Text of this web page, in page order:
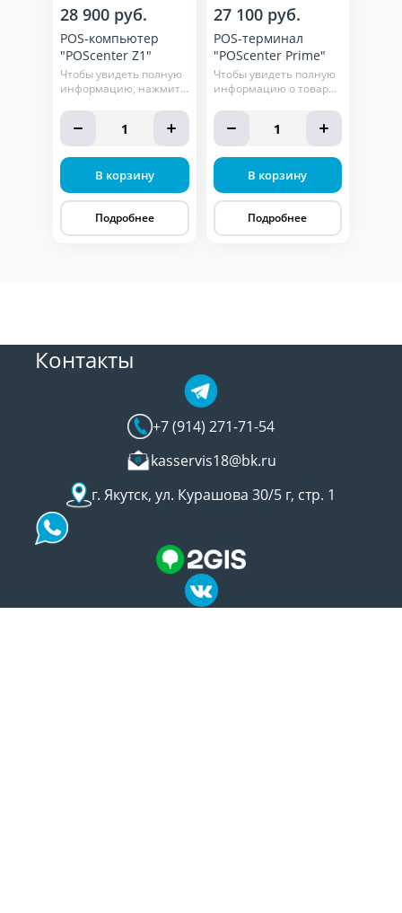
28 900 руб.
POS-компьютер
"POScenter Z1"
Чтобы увидеть полную
информацию, нажмите
1
В корзину
Подробнее
27 100 руб.
POS-терминал
"POScenter Prime"
Чтобы увидеть полную
информацию о товаре,
"подробнее"
1
В корзину
Подробнее
Контакты
+7 (914) 271-71-54
kasservis18@bk.ru
г. Якутск, ул. Курашова 30/5 г, стр. 1